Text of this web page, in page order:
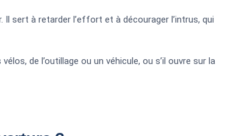
sert à retarder l’effort et à décourager l’intrus, qui
de l’outillage ou un véhicule, ou s’il ouvre sur la